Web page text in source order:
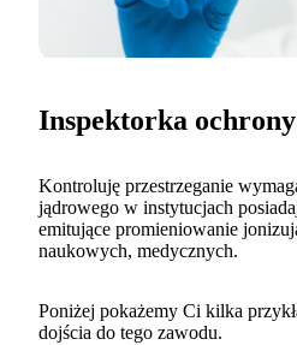
Inspektorka
Kontroluję przestrzeganie
jądrowego w instytucjach
emitujące promieniowanie
naukowych, medycznych.
Poniżej pokażemy Ci kilka
dojścia do tego zawodu.